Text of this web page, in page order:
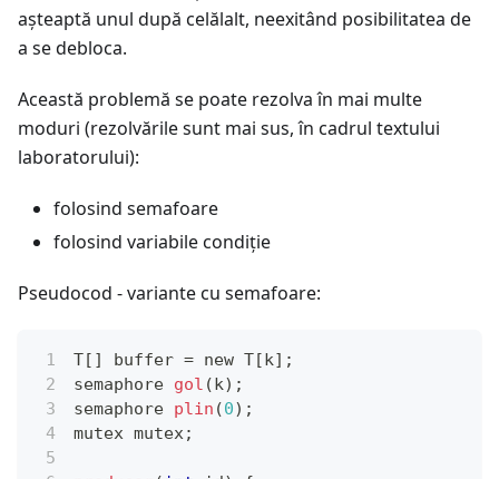
așteaptă unul după celălalt, neexitând posibilitatea de
a se debloca.
Această problemă se poate rezolva în mai multe
moduri (rezolvările sunt mai sus, în cadrul textului
laboratorului):
folosind semafoare
folosind variabile condiție
Pseudocod - variante cu semafoare:
T[ ] buffer = new T[k] ;
semaphore gol (k) ;
semaphore plin (0) ;
mutex mutex;